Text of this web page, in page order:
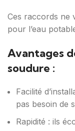
Ces raccords ne
pour l’eau
Avantages
soudure :
Facilité
pas besoin de
Rapidité : ils